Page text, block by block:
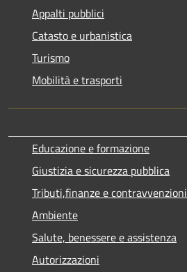
Appalti pubblici
Catasto e urbanistica
Turismo
Mobilità e trasporti
Educazione e formazione
Giustizia e sicurezza pubblica
Tributi,finanze e contravvenzioni
Ambiente
Salute, benessere e assistenza
Autorizzazioni